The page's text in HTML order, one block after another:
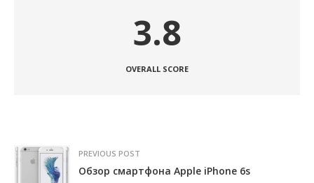
3.8
OVERALL SCORE
PREVIOUS POST
Обзор смартфона Apple iPhone 6s